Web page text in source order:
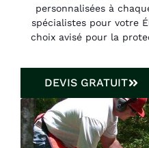
personnalisées à
spécialistes pour votre
choix avisé pour la
DEVIS GRATUIT